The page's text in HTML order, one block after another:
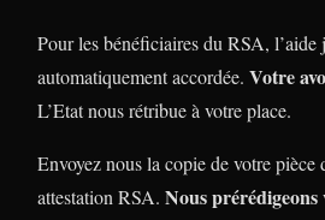
Pour les bénéficiaires du RSA,
automatiquement accordée. Votre
L’Etat nous rétribue à votre place.
Envoyez nous la copie de votre pièce
attestation RSA. Nous prérédigeons